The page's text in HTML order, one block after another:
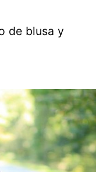
de blusa y